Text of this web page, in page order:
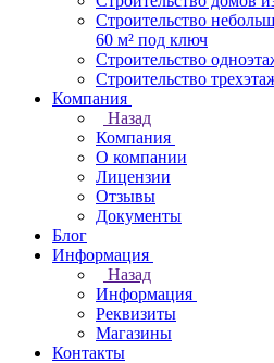
Строительство
60 м² под ключ
Строительство
Строительство
Компания
Назад
Компания
О компании
Лицензии
Отзывы
Документы
Блог
Информация
Назад
Информация
Реквизиты
Магазины
Контакты